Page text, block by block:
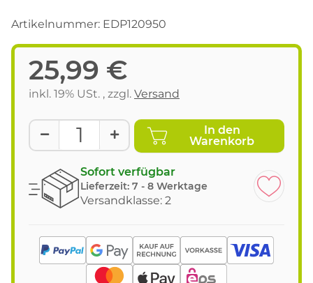
Artikelnummer: EDP120950
25,99 €
inkl. 19% USt. , zzgl. Versand
In den
Warenkorb
Sofort verfügbar
Lieferzeit: 7 - 8 Werktage
Versandklasse: 2